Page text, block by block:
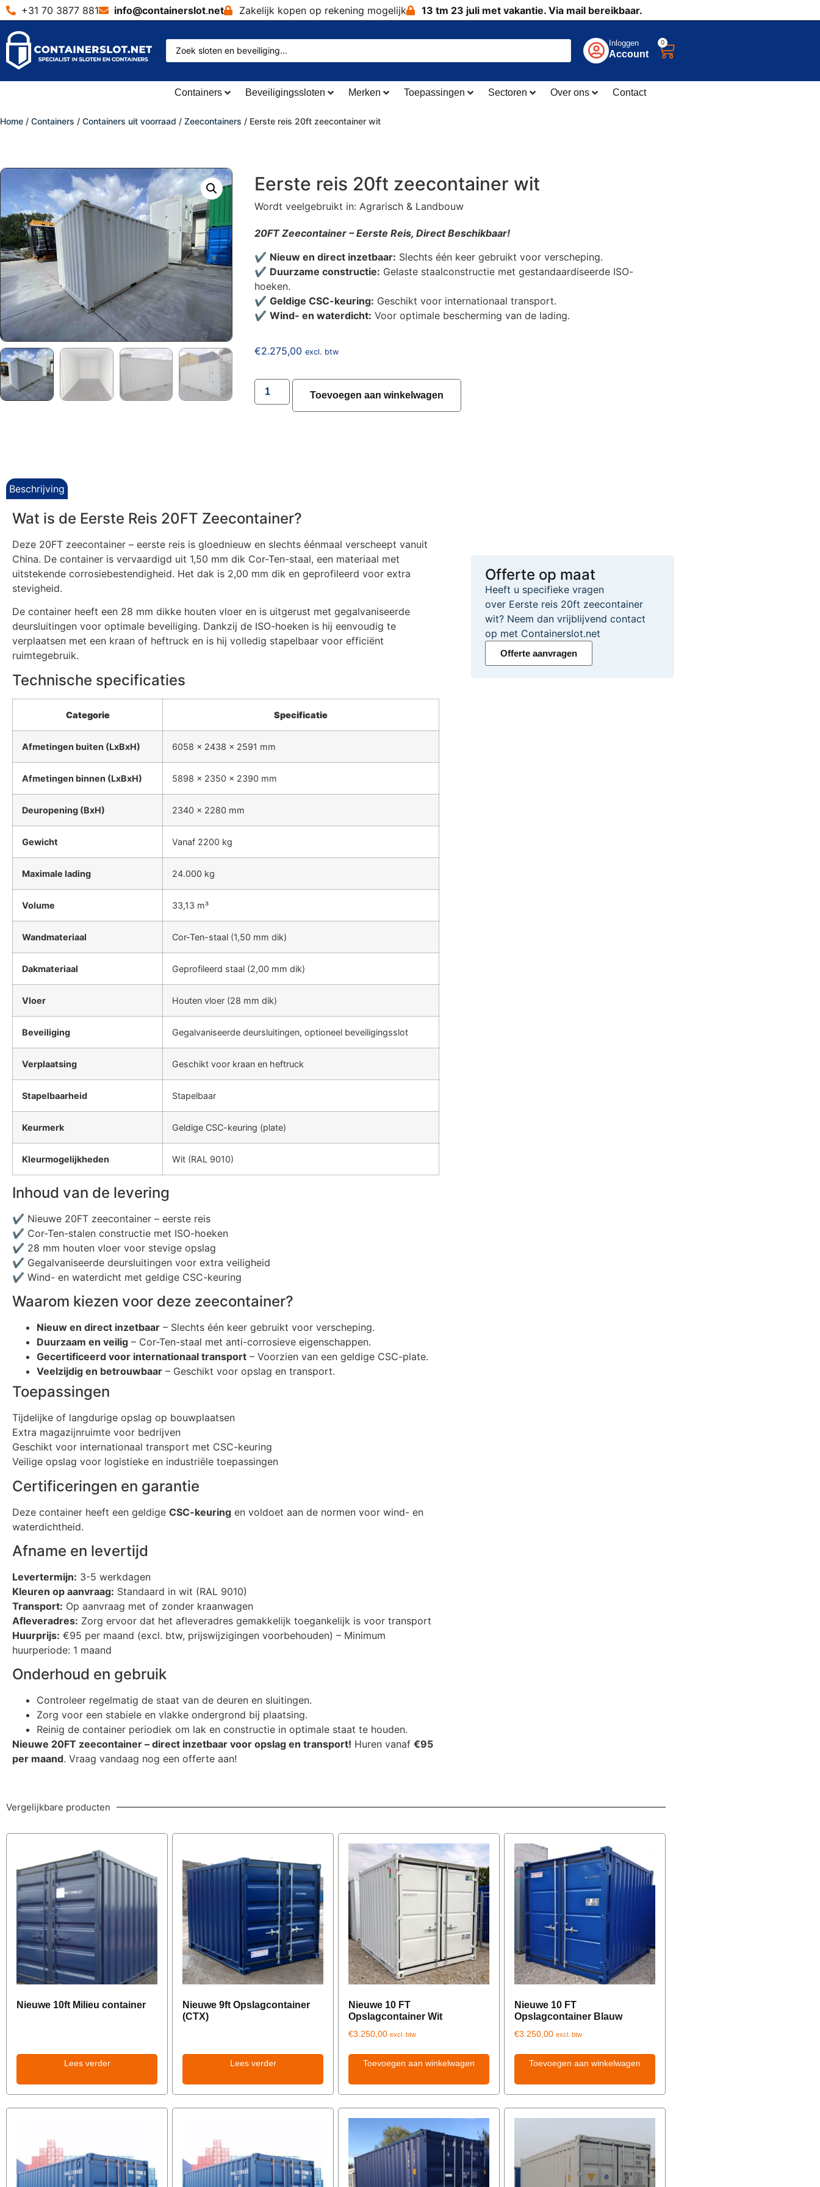
+31 70 3877 881 info@containerslot.net Zakelijk kopen op rekening mogelijk 13 tm 23 juli met vakantie. Via mail bereikbaar.
Inloggen
Account
0
Containers Beveiligingssloten Merken Toepassingen Sectoren Over ons Contact
Home / Containers / Containers uit voorraad / Zeecontainers / Eerste reis 20ft zeecontainer wit
Eerste reis 20ft zeecontainer wit
Wordt veelgebruikt in: Agrarisch & Landbouw
20FT Zeecontainer – Eerste Reis, Direct Beschikbaar!
✔ Nieuw en direct inzetbaar: Slechts één keer gebruikt voor verscheping.
✔ Duurzame constructie: Gelaste staalconstructie met gestandaardiseerde ISO-
hoeken.
✔ Geldige CSC-keuring: Geschikt voor internationaal transport.
✔ Wind- en waterdicht: Voor optimale bescherming van de lading.
€2.275,00 excl. btw
Toevoegen aan winkelwagen
Beschrijving
Wat is de Eerste Reis 20FT Zeecontainer?
Deze 20FT zeecontainer – eerste reis is gloednieuw en slechts éénmaal verscheept vanuit
China. De container is vervaardigd uit 1,50 mm dik Cor-Ten-staal, een materiaal met
uitstekende corrosiebestendigheid. Het dak is 2,00 mm dik en geprofileerd voor extra
stevigheid.
De container heeft een 28 mm dikke houten vloer en is uitgerust met gegalvaniseerde
deursluitingen voor optimale beveiliging. Dankzij de ISO-hoeken is hij eenvoudig te
verplaatsen met een kraan of heftruck en is hij volledig stapelbaar voor efficiënt
ruimtegebruik.
Technische specificaties
Categorie Specificatie
Afmetingen buiten (LxBxH) 6058 x 2438 x 2591 mm
Afmetingen binnen (LxBxH) 5898 x 2350 x 2390 mm
Deuropening (BxH) 2340 x 2280 mm
Gewicht Vanaf 2200 kg
Maximale lading 24.000 kg
Volume 33,13 m³
Wandmateriaal Cor-Ten-staal (1,50 mm dik)
Dakmateriaal Geprofileerd staal (2,00 mm dik)
Vloer Houten vloer (28 mm dik)
Beveiliging Gegalvaniseerde deursluitingen, optioneel beveiligingsslot
Verplaatsing Geschikt voor kraan en heftruck
Stapelbaarheid Stapelbaar
Keurmerk Geldige CSC-keuring (plate)
Kleurmogelijkheden Wit (RAL 9010)
Inhoud van de levering
✔ Nieuwe 20FT zeecontainer – eerste reis
✔ Cor-Ten-stalen constructie met ISO-hoeken
✔ 28 mm houten vloer voor stevige opslag
✔ Gegalvaniseerde deursluitingen voor extra veiligheid
✔ Wind- en waterdicht met geldige CSC-keuring
Waarom kiezen voor deze zeecontainer?
Nieuw en direct inzetbaar – Slechts één keer gebruikt voor verscheping.
Duurzaam en veilig – Cor-Ten-staal met anti-corrosieve eigenschappen.
Gecertificeerd voor internationaal transport – Voorzien van een geldige CSC-plate.
Veelzijdig en betrouwbaar – Geschikt voor opslag en transport.
Toepassingen
Tijdelijke of langdurige opslag op bouwplaatsen
Extra magazijnruimte voor bedrijven
Geschikt voor internationaal transport met CSC-keuring
Veilige opslag voor logistieke en industriële toepassingen
Certificeringen en garantie
Deze container heeft een geldige CSC-keuring en voldoet aan de normen voor wind- en
waterdichtheid.
Afname en levertijd
Levertermijn: 3-5 werkdagen
Kleuren op aanvraag: Standaard in wit (RAL 9010)
Transport: Op aanvraag met of zonder kraanwagen
Afleveradres: Zorg ervoor dat het afleveradres gemakkelijk toegankelijk is voor transport
Huurprijs: €95 per maand (excl. btw, prijswijzigingen voorbehouden) – Minimum
huurperiode: 1 maand
Onderhoud en gebruik
Controleer regelmatig de staat van de deuren en sluitingen.
Zorg voor een stabiele en vlakke ondergrond bij plaatsing.
Reinig de container periodiek om lak en constructie in optimale staat te houden.
Nieuwe 20FT zeecontainer – direct inzetbaar voor opslag en transport! Huren vanaf €95
per maand. Vraag vandaag nog een offerte aan!
Offerte op maat
Heeft u specifieke vragen
over Eerste reis 20ft zeecontainer
wit? Neem dan vrijblijvend contact
op met Containerslot.net
Offerte aanvragen
Vergelijkbare producten
Nieuwe 10ft Milieu container
Lees verder
Nieuwe 9ft Opslagcontainer
(CTX)
Lees verder
Nieuwe 10 FT
Opslagcontainer Wit
€3.250,00 excl. btw
Toevoegen aan winkelwagen
Nieuwe 10 FT
Opslagcontainer Blauw
€3.250,00 excl. btw
Toevoegen aan winkelwagen